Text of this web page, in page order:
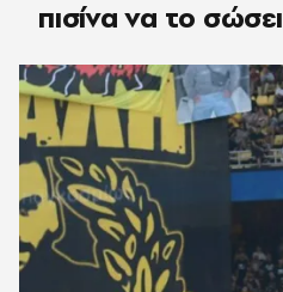
πισίνα να το σώσει